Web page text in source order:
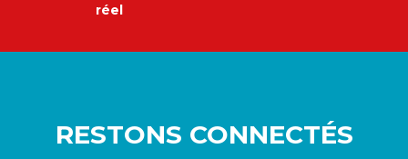
réel
RESTONS CONNECTÉS